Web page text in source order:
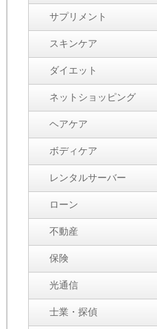
サプリメント
スキンケア
ダイエット
ネットショッピング
ヘアケア
ボディケア
レンタルサーバー
ローン
不動産
保険
光通信
士業・探偵